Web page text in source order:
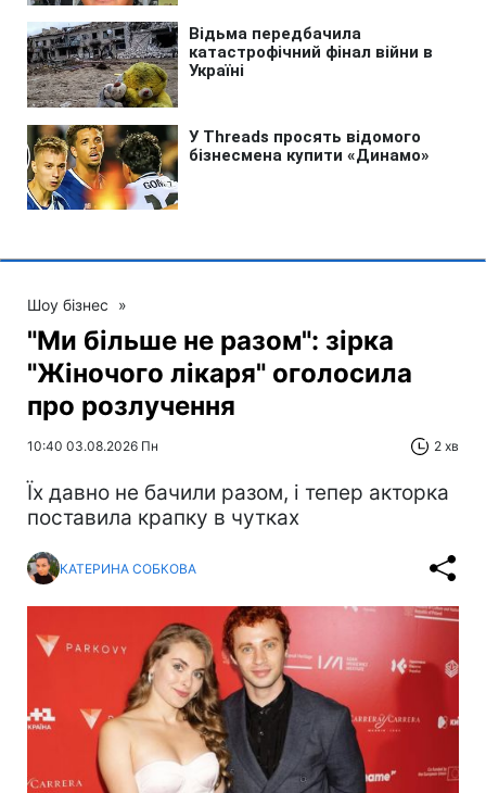
Шоу бізнес »
"Ми більше не разом": зірка
"Жіночого лікаря" оголосила
про розлучення
10:40 03.08.2026 Пн 2 хв
Їх давно не бачили разом, і тепер акторка
поставила крапку в чутках
КАТЕРИНА СОБКОВА